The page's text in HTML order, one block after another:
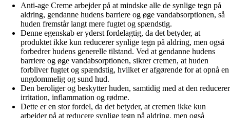
Anti-age Creme arbejder på at mindske alle de synlige tegn på
aldring, gendanne hudens barriere og øge vandabsorptionen, så
huden fremstår langt mere fugtet og spændstig.
Denne egenskab er yderst fordelagtig, da det betyder, at
produktet ikke kun reducerer synlige tegn på aldring, men også
forbedrer hudens generelle tilstand. Ved at gendanne hudens
barriere og øge vandabsorptionen, sikrer cremen, at huden
forbliver fugtet og spændstig, hvilket er afgørende for at opnå en
ungdommelig og sund hud.
Den beroliger og beskytter huden, samtidig med at den reducerer
irritation, inflammation og rødme.
Dette er en stor fordel, da det betyder, at cremen ikke kun
arbejder på at reducere synlige tegn på aldring, men også